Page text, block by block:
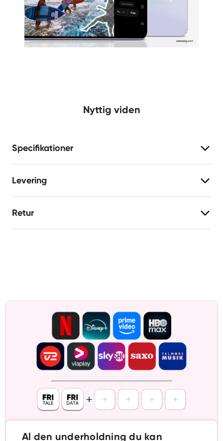
Nyttig viden
Specifikationer
Levering
Retur
Al den underholdning du kan